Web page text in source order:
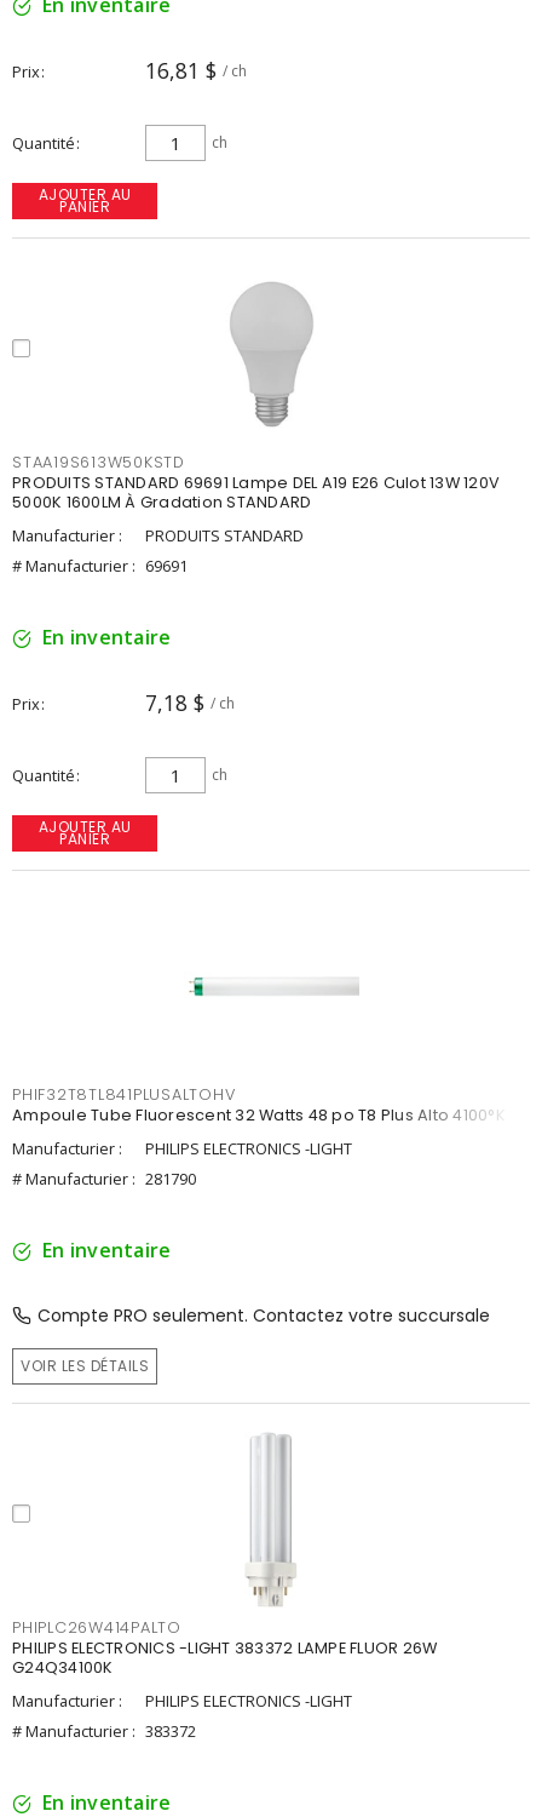
Prix 16,81 $ / ch
Quantité ch
AJOUTER AU
PANIER
STAA19S613W50KSTD
PRODUITS STANDARD 69691 Lampe DEL A19 E26 Culot 13W 120V
5000K 1600LM À Gradation STANDARD
Manufacturier :
PRODUITS STANDARD
# Manufacturier : 69691
En inventaire
Prix 7,18 $ / ch
Quantité ch
AJOUTER AU
PANIER
PHIF32T8TL841PLUSALTOHV
Ampoule Tube Fluorescent 32 Watts 48 po T8 Plus Alto 4100°K
Manufacturier :
PHILIPS ELECTRONICS -LIGHT
# Manufacturier : 281790
En inventaire
Compte PRO seulement. Contactez votre succursale
VOIR LES DÉTAILS
PHIPLC26W414PALTO
PHILIPS ELECTRONICS -LIGHT 383372 LAMPE FLUOR 26W
G24Q34100K
Manufacturier :
PHILIPS ELECTRONICS -LIGHT
# Manufacturier : 383372
En inventaire